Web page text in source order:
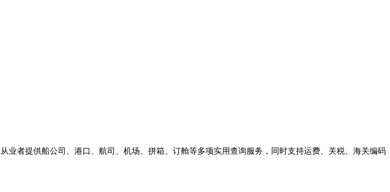
者提供船公司、港口、航司、机场、拼箱、订舱等多项实用查询服务，同时支持运费、关税、海关编码